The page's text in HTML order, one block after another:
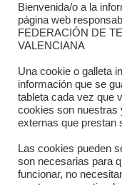
Bienvenida/o a la
página web
FEDERACIÓN DE
VALENCIANA
Una cookie o galleta
información que se
tableta cada vez que
cookies son nuestras
externas que prestan
Las cookies pueden
son necesarias para
funcionar, no